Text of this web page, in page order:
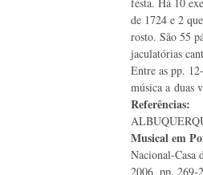
de 1724 e 2
rosto. São 55
jaculatórias
Entre as pp.
música a duas
Referências:
Musical em
Nacional-Casa
2006, pp. 269-